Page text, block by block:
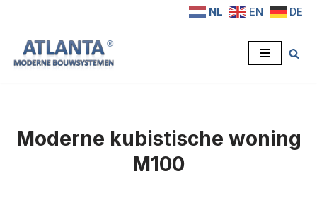
naar
NL EN DE
Moderne kubistische woning
M100